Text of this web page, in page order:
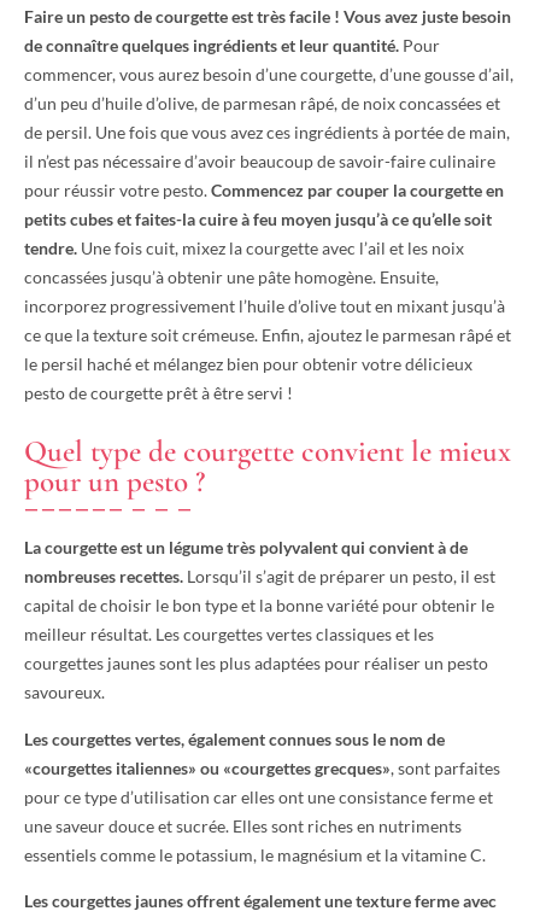
Faire un pesto de courgette est très facile ! Vous avez juste besoin
de connaître quelques ingrédients et leur quantité. Pour
commencer, vous aurez besoin d’une courgette, d’une gousse d’ail,
d’un peu d’huile d’olive, de parmesan râpé, de noix concassées et
de persil. Une fois que vous avez ces ingrédients à portée de main,
il n’est pas nécessaire d’avoir beaucoup de savoir-faire culinaire
pour réussir votre pesto.Commencez par couper la courgette en
petits cubes et faites-la cuire à feu moyen jusqu’à ce qu’elle soit
tendre. Une fois cuit, mixez la courgette avec l’ail et les noix
concassées jusqu’à obtenir une pâte homogène. Ensuite,
incorporez progressivement l’huile d’olive tout en mixant jusqu’à
ce que la texture soit crémeuse. Enfin, ajoutez le parmesan râpé et
le persil haché et mélangez bien pour obtenir votre délicieux
pesto de courgette prêt à être servi !
Quel type de courgette convient le mieux
pour un pesto ?
La courgette est un légume très polyvalent qui convient à de
nombreuses recettes. Lorsqu’il s’agit de préparer un pesto, il est
capital de choisir le bon type et la bonne variété pour obtenir le
meilleur résultat. Les courgettes vertes classiques et les
courgettes jaunes sont les plus adaptées pour réaliser un pesto
savoureux.
Les courgettes vertes, également connues sous le nom de
«courgettes italiennes» ou «courgettes grecques», sont parfaites
pour ce type d’utilisation car elles ont une consistance ferme et
une saveur douce et sucrée. Elles sont riches en nutriments
essentiels comme le potassium, le magnésium et la vitamine C.
Les courgettes jaunes offrent également une texture ferme avec